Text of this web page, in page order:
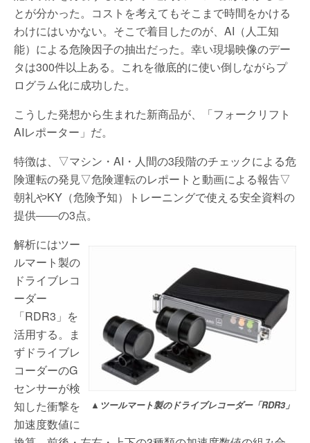
とが分かった。コストを考えてもそこまで時間をかける
わけにはいかない。そこで着目したのが、AI（人工知
能）による危険因子の抽出だった。幸い現場映像のデー
タは300件以上ある。これを徹底的に使い倒しながらプ
ログラム化に成功した。
こうした発想から生まれた新商品が、「フォークリフト
AIレポーター」だ。
特徴は、▽マシン・AI・人間の3段階のチェックによる危
険運転の発見▽危険運転のレポートと動画による報告▽
朝礼やKY（危険予知）トレーニングで使える安全資料の
提供――の3点。
▲ツールマート製のドライブレコーダー「RDR3」
解析にはツー
ルマート製の
ドライブレコ
ーダー
「RDR3」を
活用する。ま
ずドライブレ
コーダーのG
センサーが検
知した衝撃を
加速度数値に